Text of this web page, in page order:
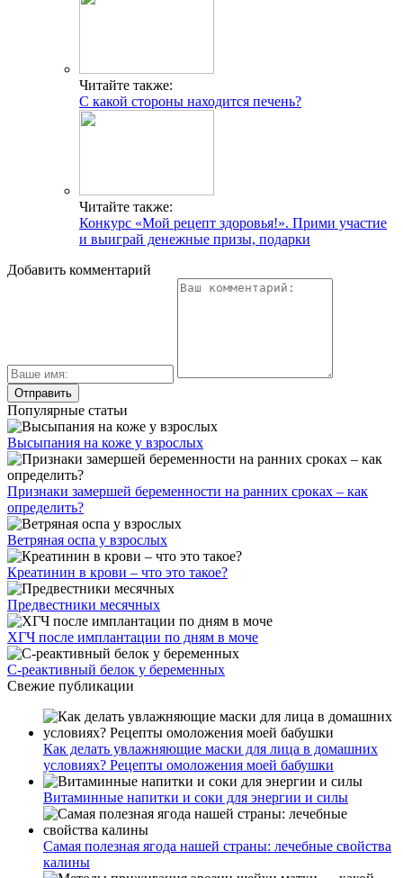
Читайте также:
С какой стороны находится печень?
Читайте также:
Конкурс «Мой рецепт здоровья!». Прими участие
и выиграй денежные призы, подарки
Добавить комментарий
Популярные статьи
Высыпания на коже у взрослых
Признаки замершей беременности на ранних сроках – как
определить?
Ветряная оспа у взрослых
Креатинин в крови – что это такое?
Предвестники месячных
ХГЧ после имплантации по дням в моче
С-реактивный белок у беременных
Свежие публикации
Как делать увлажняющие маски для лица в домашних
условиях? Рецепты омоложения моей бабушки
Витаминные напитки и соки для энергии и силы
Самая полезная ягода нашей страны: лечебные свойства
калины